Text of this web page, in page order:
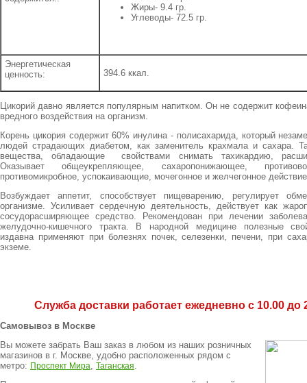
Жиры- 9.4 гр.
Углеводы- 72.5 гр.
Энергетическая
ценность:
394.6 ккал.
Цикорий давно является популярным напитком. Он не содержит
вредного воздействия на организм.
Корень цикория содержит 60% инулина - полисахарида, который
людей страдающих диабетом, как заменитель крахмала и сахара.
вещества, обладающие свойствами снимать тахикардию,
Оказывает общеукрепляющее, сахаропонижающее,
противомикробное, успокаивающие, мочегонное и желчегонное
Возбуждает аппетит, способствует пищеварению, регулирует
организме. Усиливает сердечную деятельность, действует как
сосудорасширяющее средство. Рекомендован при лечении
желудочно-кишечного тракта. В народной медицине полезные
издавна применяют при болезнях почек, селезенки, печени, при
экземе.
Служба доставки работает ежедневно с 10.00 до
Самовывоз в Москве
Вы можете забрать Ваш заказ в любом из наших розничных
магазинов в г. Москве, удобно расположенных рядом с
метро: Проспект Мира, Таганская.